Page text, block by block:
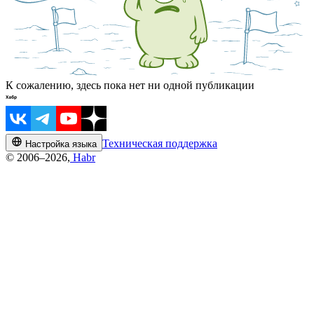
К сожалению, здесь пока нет ни одной публикации
Настройка языка Техническая поддержка
© 2006–2026, Habr